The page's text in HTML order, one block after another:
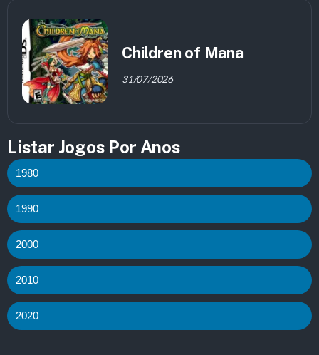
Children of Mana
31/07/2026
Listar Jogos Por Anos
1980
1990
2000
2010
2020